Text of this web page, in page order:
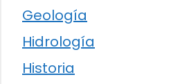
Geología
Hidrología
Historia